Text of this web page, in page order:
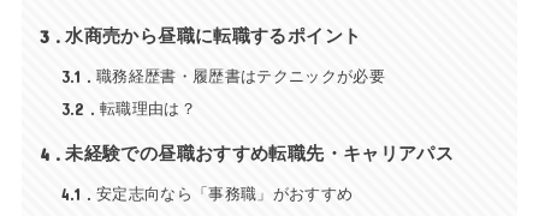
3 水商売から昼職に転職するポイント
3.1 職務経歴書・履歴書はテクニックが必要
3.2 転職理由は？
4 未経験での昼職おすすめ転職先・キャリアパス
4.1 安定志向なら「事務職」がおすすめ